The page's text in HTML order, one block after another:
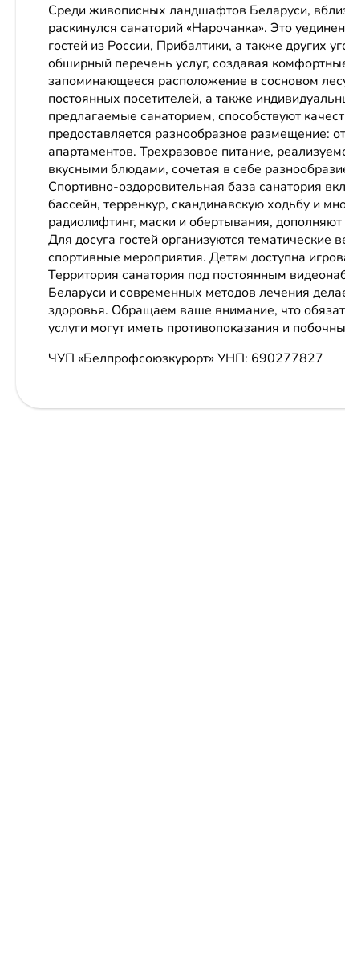
Среди живописных ландшафтов Беларуси,
раскинулся санаторий «Нарочанка». Это
гостей из России, Прибалтики, а также других
обширный перечень услуг, создавая
запоминающееся расположение в сосновом
постоянных посетителей, а также
предлагаемые санаторием, способствуют
предоставляется разнообразное размещение:
апартаментов. Трехразовое питание,
вкусными блюдами, сочетая в себе
Спортивно-оздоровительная база санатория
бассейн, терренкур, скандинавскую ходьбу и
радиолифтинг, маски и обертывания,
Для досуга гостей организуются
спортивные мероприятия. Детям доступна
Территория санатория под постоянным
Беларуси и современных методов лечения
здоровья. Обращаем ваше внимание, что
услуги могут иметь противопоказания и
ЧУП «Белпрофсоюзкурорт» УНП: 690277827